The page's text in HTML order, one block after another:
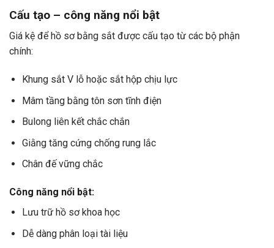
Cấu tạo – công năng nổi bật
Giá kệ để hồ sơ bằng sắt được cấu tạo từ các bộ phận
chính:
Khung sắt V lỗ hoặc sắt hộp chịu lực
Mâm tầng bằng tôn sơn tĩnh điện
Bulong liên kết chắc chắn
Giằng tăng cứng chống rung lắc
Chân đế vững chắc
Công năng nổi bật:
Lưu trữ hồ sơ khoa học
Dễ dàng phân loại tài liệu